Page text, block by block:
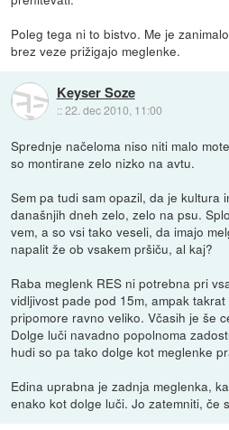
Poleg tega ni to bistvo. Me je
brez veze prižigajo meglenke.
Keyser Soze
::22. dec 2010, 11:00
Sprednje načeloma niso niti malo
so montirane zelo nizko na avtu.
Sem pa tudi sam opazil, da je kultura
današnjih dneh zelo, zelo na psu.
vem, a so vsi tako veseli, da imajo
napalit že ob vsakem pršiču, al kaj?
Raba meglenk RES ni potrebna pri
vidljivost pade pod 15m, ampak
pripomore ravno veliko. Včasih je še
Dolge luči navadno popolnoma
hudi so pa tako dolge kot meglenke
Edina uprabna je zadnja meglenka,
enako kot dolge luči. Jo zatemniti, če